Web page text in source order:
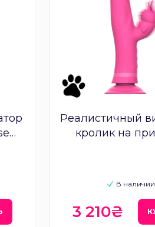
Реалистичный
кролик на
В наличии
3 210₴